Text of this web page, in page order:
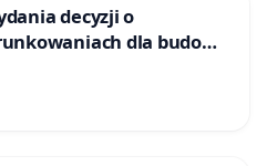
decyzji o
dla budowy
„Krynki” w
oraz ochrony
Knyszyńskiej